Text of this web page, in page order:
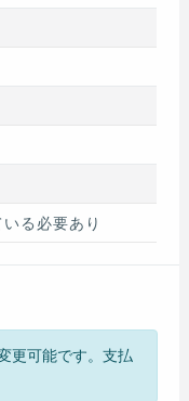
る必要あり
更可能です。支払